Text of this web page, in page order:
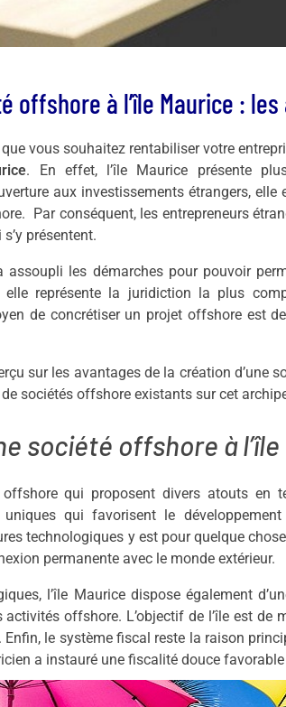
offshore à l’île Maurice :
vous souhaitez rentabiliser votre
. En effet, l’île Maurice présente
aux investissements étrangers,
Par conséquent, les entrepreneurs
présentent.
assoupli les démarches pour pouvoir
elle représente la juridiction la plus
de concrétiser un projet offshore est
sur les avantages de la création d’une
sociétés offshore existants sur cet
société offshore à l’île
qui proposent divers atouts en
uniques qui favorisent le
technologiques y est pour quelque
permanente avec le monde extérieur.
l’île Maurice dispose également
offshore. L’objectif de l’île est de
Enfin, le système fiscal reste la raison
a instauré une fiscalité douce